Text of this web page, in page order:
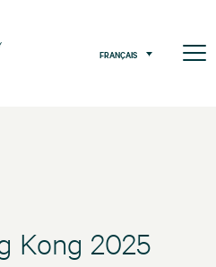
FRANÇAIS
Kong 2025